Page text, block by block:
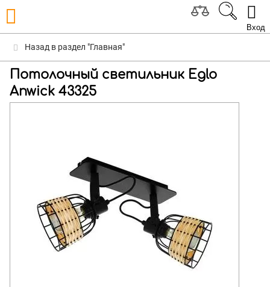
Вход
Назад в раздел "Главная"
Потолочный светильник Eglo
Anwick 43325